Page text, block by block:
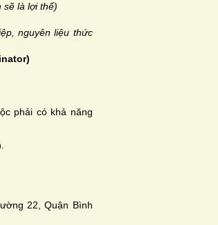
sẽ là lợi thế)
nguyên liệu thức
phải có khả năng
22, Quận Bình